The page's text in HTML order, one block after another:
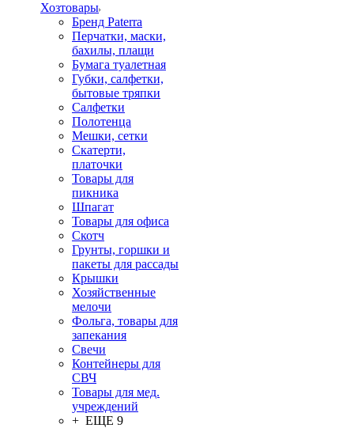
Хозтовары
Бренд Paterra
Перчатки, маски,
бахилы, плащи
Бумага туалетная
Губки, салфетки,
бытовые тряпки
Салфетки
Полотенца
Мешки, сетки
Скатерти,
платочки
Товары для
пикника
Шпагат
Товары для офиса
Скотч
Грунты, горшки и
пакеты для рассады
Крышки
Хозяйственные
мелочи
Фольга, товары для
запекания
Свечи
Контейнеры для
СВЧ
Товары для мед.
учреждений
+ ЕЩЕ 9